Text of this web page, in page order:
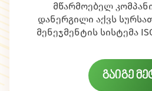
მწარმოებელ
დანერგილი აქვს
მენეჯმენტის სისტემა
მიხედვით „ჩირინა“-ს
მოახდინა გერმანულმა
კომპანია TUV
პარტნიორებისთვის
ეს ნიშნავს, რომ
გაიგე